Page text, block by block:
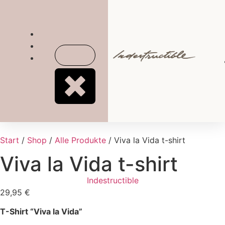
Start / Shop / Alle Produkte / Viva la Vida t-shirt
Viva la Vida t-shirt
Indestructible
29,95 €
T-Shirt “Viva la Vida”